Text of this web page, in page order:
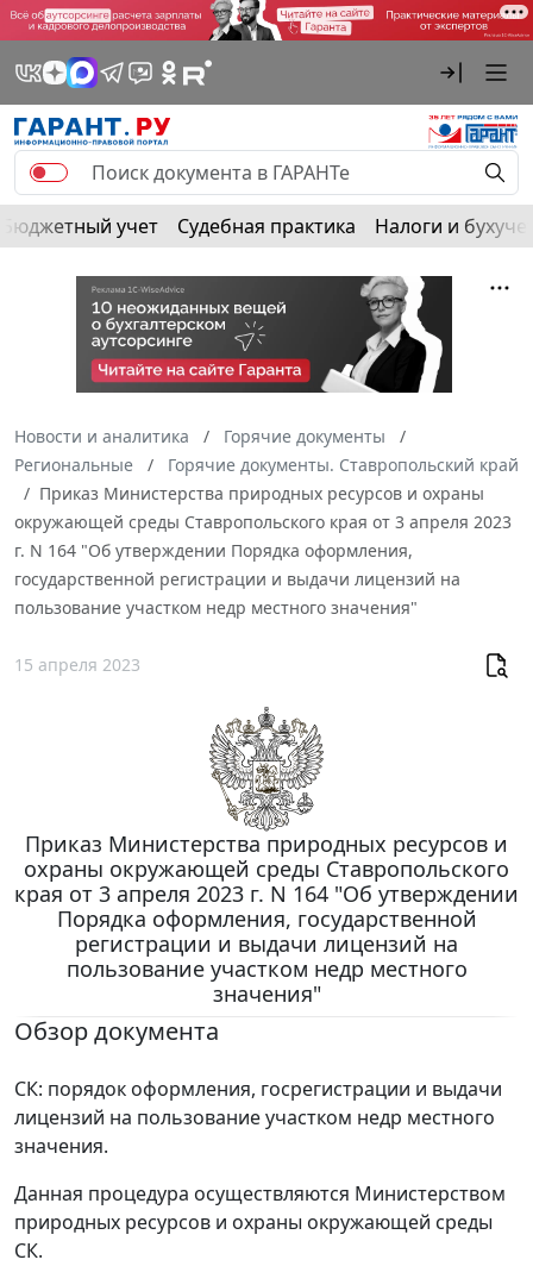
Бюджетный учет Судебная практика Налоги и
Новости и аналитика
Горячие документы
Региональные
Горячие документы. Ставропольский край
Приказ Министерства природных ресурсов и охраны
окружающей среды Ставропольского края от 3 апреля 2023
г. N 164 "Об утверждении Порядка оформления,
государственной регистрации и выдачи лицензий на
пользование участком недр местного значения"
15 апреля 2023
Приказ Министерства природных ресурсов и
охраны окружающей среды Ставропольского
края от 3 апреля 2023 г. N 164 "Об утверждении
Порядка оформления, государственной
регистрации и выдачи лицензий на
пользование участком недр местного
значения"
Обзор документа
СК: порядок оформления, госрегистрации и выдачи
лицензий на пользование участком недр местного
значения.
Данная процедура осуществляются Министерством
природных ресурсов и охраны окружающей среды
СК.